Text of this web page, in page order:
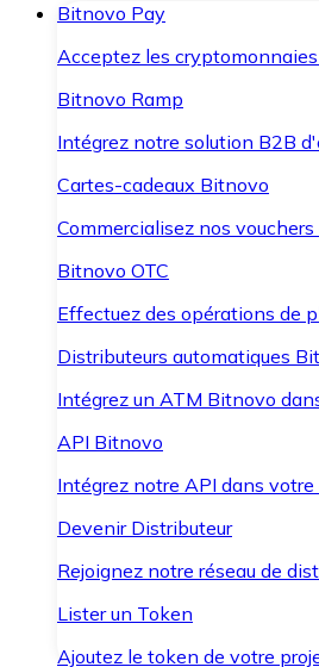
Bitnovo Pay
Acceptez les
Bitnovo Ramp
Intégrez notre solution B2B
Cartes-cadeaux Bitnovo
Commercialisez nos
Bitnovo OTC
Effectuez des opérations de
Distributeurs automatiques
Intégrez un ATM Bitnovo
API Bitnovo
Intégrez notre API dans votre
Devenir Distributeur
Rejoignez notre réseau de
Lister un Token
Ajoutez le token de votre